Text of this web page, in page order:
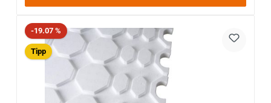
Rabatt
-19.07 %
Tipp